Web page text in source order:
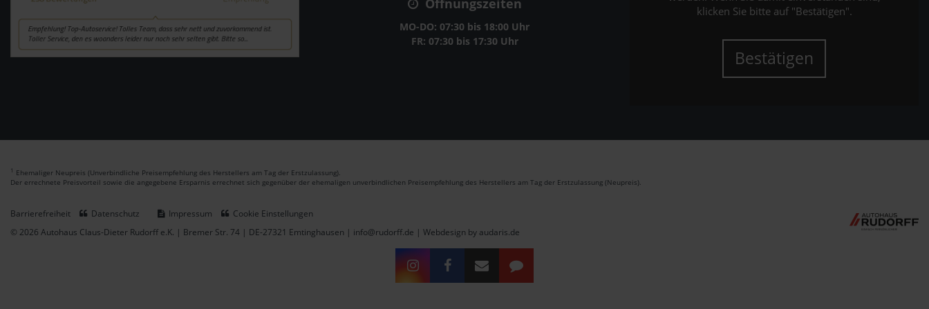
Öffnungszeiten
MO-DO: 07:30 bis 18:00 Uhr
FR: 07:30 bis 17:30 Uhr
klicken Sie bitte auf "Bestätigen".
Bestätigen
1 Ehemaliger Neupreis (Unverbindliche Preisempfehlung des Herstellers am Tag der Erstzulassung).
Der errechnete Preisvorteil sowie die angegebene Ersparnis errechnet sich gegenüber der ehemaligen unverbindlichen Preisempfehlung des Herstellers am Tag der Erstzulassung (Neupreis).
Barrierefreiheit Datenschutz Impressum
Cookie Einstellungen
© 2026 Autohaus Claus-Dieter Rudorff e.K. | Bremer Str. 74 | DE-27321 Emtinghausen | info@rudorff.de | Webdesign by audaris.de